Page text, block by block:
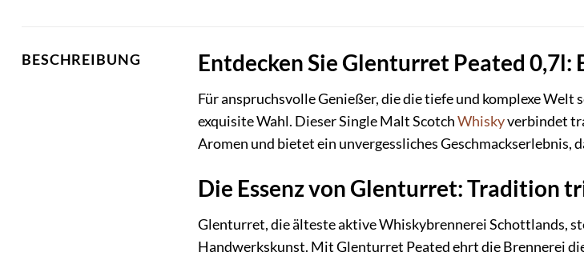
BESCHREIBUNG Entdecken Sie Glenturret Peated 0,7l:
Für anspruchsvolle Genießer, die die tiefe und komplexe
exquisite Wahl. Dieser Single Malt ScotchWhiskyverbindet
Aromen und bietet ein unvergessliches Geschmackserlebnis,
Die Essenz von Glenturret: Tradition
Glenturret, die älteste aktive Whiskybrennerei Schottlands,
Handwerkskunst. Mit Glenturret Peated ehrt die Brennerei